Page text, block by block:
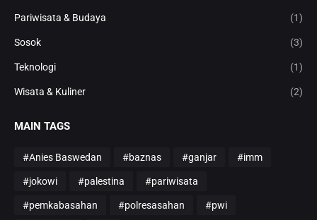
Pariwisata & Budaya (1)
Sosok (3)
Teknologi (1)
Wisata & Kuliner (2)
MAIN TAGS
#Anies Baswedan #baznas #ganjar #imm
#jokowi #palestina #pariwisata
#pemkabasahan #polresasahan #pwi